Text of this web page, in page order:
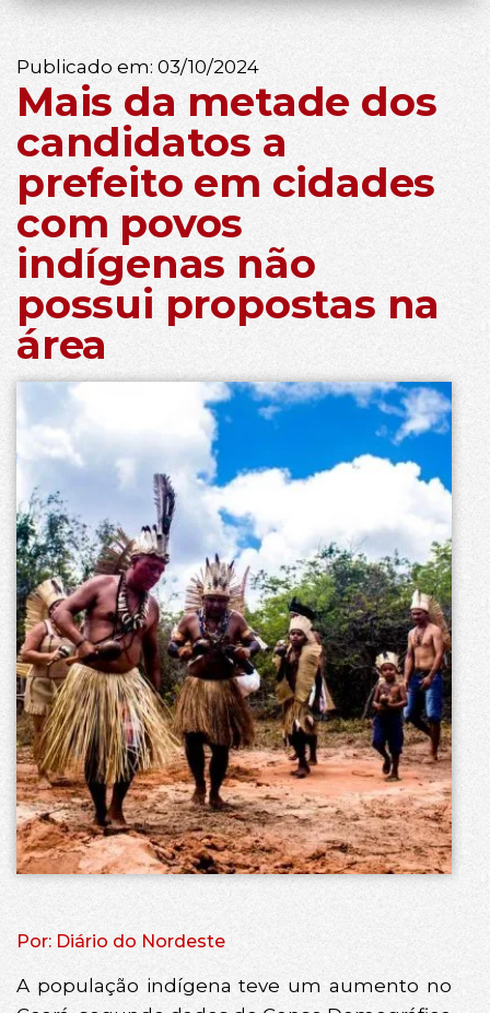
Publicado em: 03/10/2024
Mais da metade dos
candidatos a
prefeito em cidades
com povos
indígenas não
possui propostas na
área
Por: Diário do Nordeste
A população indígena teve um aumento no